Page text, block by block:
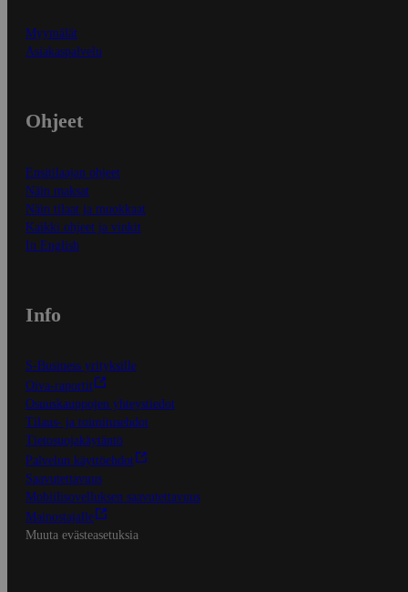
Myymälät
Asiakaspalvelu
Ohjeet
Ensitilaajan ohjeet
Näin maksat
Näin tilaat ja muokkaat
Kaikki ohjeet ja vinkit
In English
Info
S-Business yrityksille
Oiva-raportit
Osuuskauppojen yhteystiedot
Tilaus- ja toimitusehdot
Tietosuojakäytäntö
Palvelun käyttöehdot
Saavutettavuus
Mobiilisovelluksen saavutettavuus
Mainostajalle
Muuta evästeasetuksia